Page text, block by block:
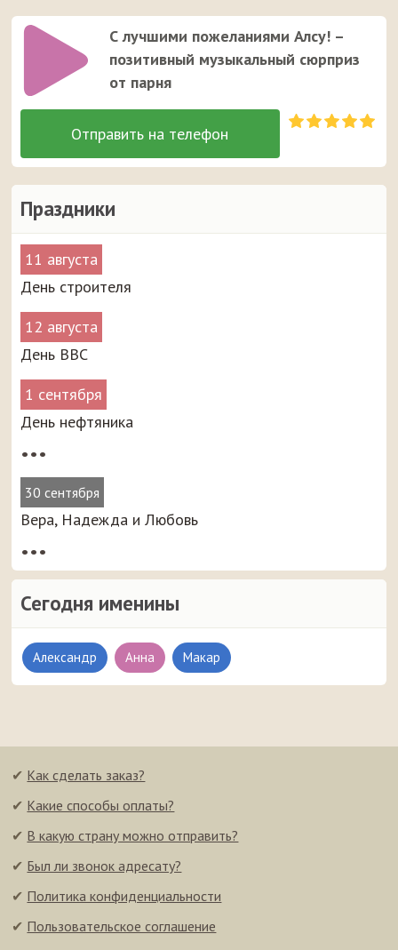
Праздники
11 августа
День строителя
12 августа
День ВВС
1 сентября
День нефтяника
•••
30 сентября
Вера, Надежда и Любовь
•••
Сегодня именины
Александр Анна Макар
С лучшими пожеланиями Алсу! –
позитивный музыкальный сюрприз
от парня
✔ Как сделать заказ?
✔ Какие способы оплаты?
✔ В какую страну можно отправить?
✔ Был ли звонок адресату?
✔ Политика конфиденциальности
✔ Пользовательское соглашение